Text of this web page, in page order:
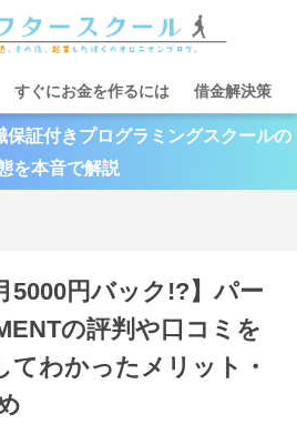
すぐにお金を作るには 借金解決策
保証付きプログラミングスクールの
を本音で解説
5000円バック!?】パー
の評判や口コミを
てわかったメリット・